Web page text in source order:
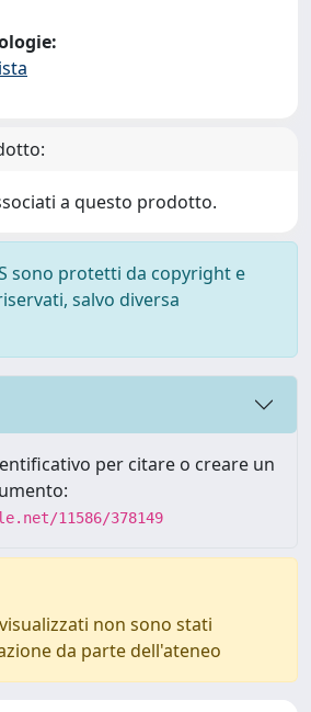
a questo prodotto.
sono protetti da copyright e
salvo diversa
per citare o creare un
11586/378149
non sono stati
da parte dell'ateneo